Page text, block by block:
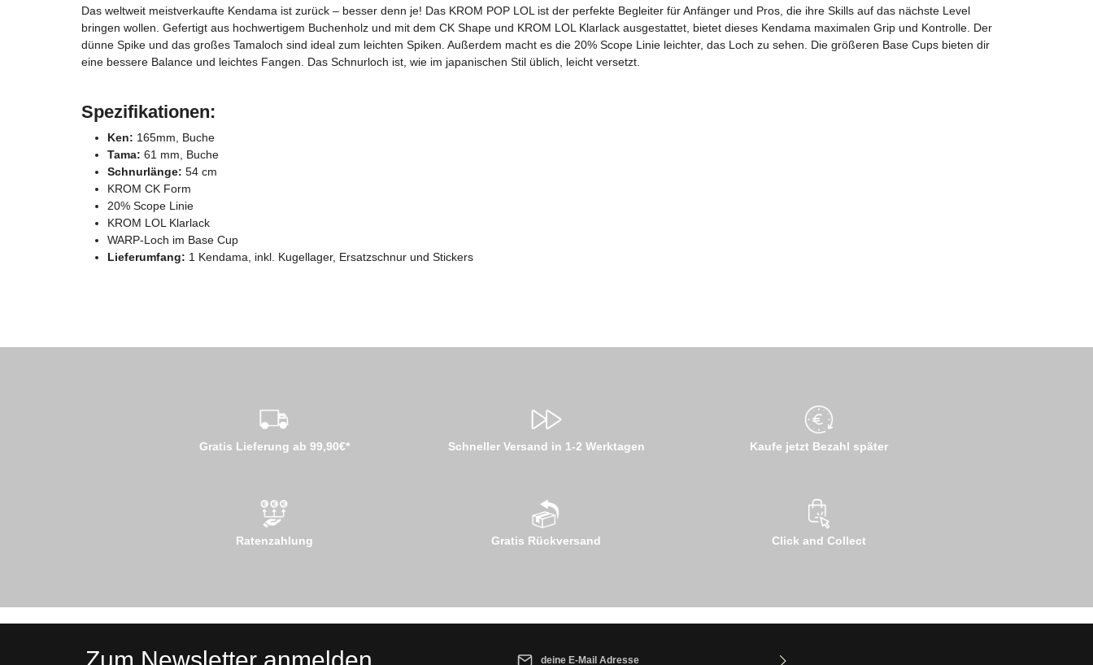
Das weltweit meistverkaufte Kendama ist zurück – besser denn je! Das KROM POP LOL ist der perfekte Begleiter für Anfänger und Pros, die ihre Skills auf das nächste Level
bringen wollen. Gefertigt aus hochwertigem Buchenholz und mit dem CK Shape und KROM LOL Klarlack ausgestattet, bietet dieses Kendama maximalen Grip und Kontrolle. Der
dünne Spike und das großes Tamaloch sind ideal zum leichten Spiken. Außerdem macht es die 20% Scope Linie leichter, das Loch zu sehen. Die größeren Base Cups bieten dir
eine bessere Balance und leichtes Fangen. Das Schnurloch ist, wie im japanischen Stil üblich, leicht versetzt.
Spezifikationen:
Ken: 165mm, Buche
Tama: 61 mm, Buche
Schnurlänge: 54 cm
KROM CK Form
20% Scope Linie
KROM LOL Klarlack
WARP-Loch im Base Cup
Lieferumfang: 1 Kendama, inkl. Kugellager, Ersatzschnur und Stickers
Gratis Lieferung ab 99,90€* Schneller Versand in 1-2 Werktagen Kaufe jetzt Bezahl später
Ratenzahlung Gratis Rückversand Click and Collect
E-Mail-Adresse*